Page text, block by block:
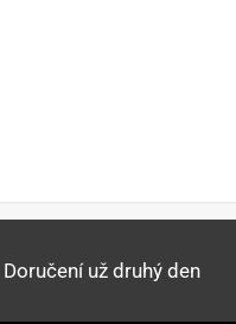
Doručení už druhý den